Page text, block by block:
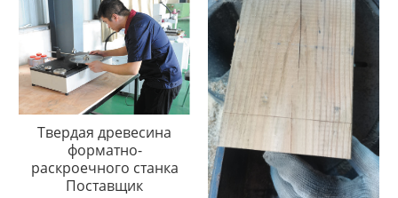
Твердая древесина
форматно-
раскроечного станка
Поставщик